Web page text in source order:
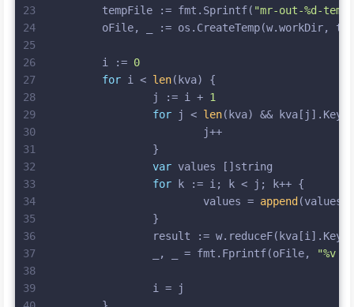
23
24
25
26
27
28
29
30
31
32
33
34
35
36
37
38
39
	tempFile := fmt.Sprintf(
"mr-out-%d-
oFile, _ := os.CreateTemp(w.workDir,
	i :=
0
for i < len(kva) {
		j := i +
1
for j < len(kva) && kva[j].Key
			j++
		}
var values [] string
for k := i; k < j; k++ {
			values =
append (values,
		}
result := w.reduceF(kva[i].Key,
		_, _ = fmt.Fprintf(oFile,
"%v
		i = j